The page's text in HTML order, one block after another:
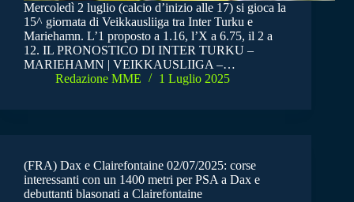
Mercoledì 2 luglio (calcio d’inizio alle 17) si gioca la
15^ giornata di Veikkausliiga tra Inter Turku e
Mariehamn. L’1 proposto a 1.16, l’X a 6.75, il 2 a
12. IL PRONOSTICO DI INTER TURKU –
MARIEHAMN | VEIKKAUSLIIGA –…
Redazione MME
1 Luglio 2025
(FRA) Dax e Clairefontaine 02/07/2025: corse
interessanti con un 1400 metri per PSA a Dax e
debuttanti blasonati a Clairefontaine